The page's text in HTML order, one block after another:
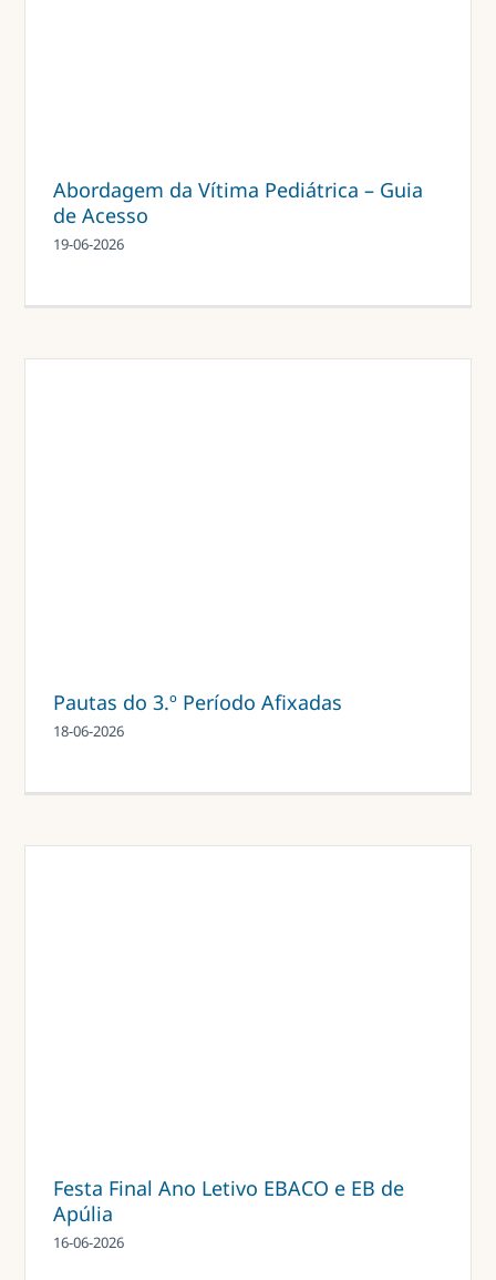
Abordagem da Vítima Pediátrica – Guia
de Acesso
19-06-2026
Pautas do 3.º Período Afixadas
18-06-2026
Festa Final Ano Letivo EBACO e EB de
Apúlia
16-06-2026